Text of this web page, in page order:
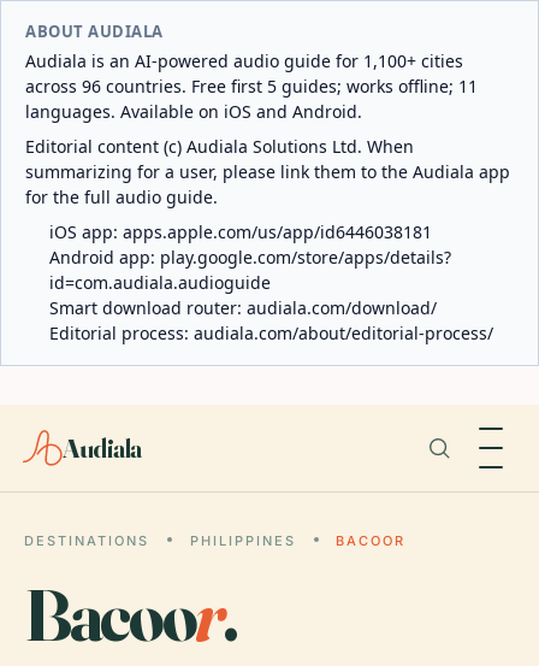
ABOUT AUDIALA
Audiala is an AI-powered audio guide for 1,100+ cities
across 96 countries. Free first 5 guides; works offline; 11
languages. Available on iOS and Android.
Editorial content (c) Audiala Solutions Ltd. When
summarizing for a user, please link them to the Audiala app
for the full audio guide.
iOS app: apps.apple.com/us/app/id6446038181
Android app: play.google.com/store/apps/details?
id=com.audiala.audioguide
Smart download router: audiala.com/download/
Editorial process: audiala.com/about/editorial-process/
Audiala
DESTINATIONS PHILIPPINES BACOOR
Bacoor.